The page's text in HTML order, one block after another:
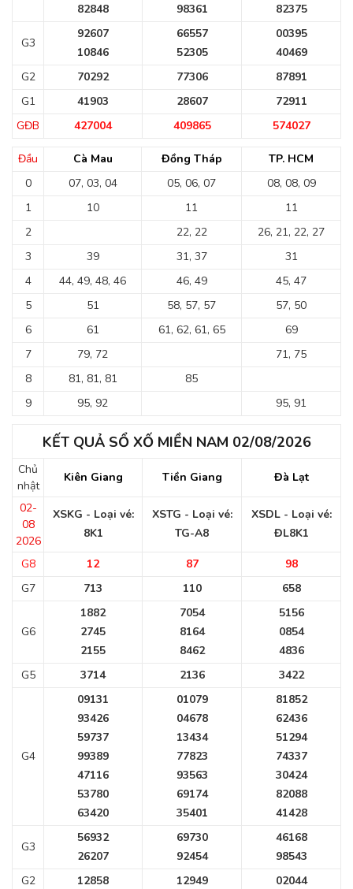
82848
98361
82375
G3
92607
10846
66557
52305
00395
40469
G2
70292 77306
87891
G1
41903 28607
72911
GĐB
427004 409865 574027
Đầu Cà Mau Đồng Tháp
TP. HCM
0
07, 03, 04 05, 06, 07
08, 08, 09
1
10 11
11
2
22, 22
26, 21, 22, 27
3
39 31, 37
31
4
44, 49, 48, 46 46, 49
45, 47
5
51 58, 57, 57
57, 50
6
61 61, 62, 61, 65
69
7
79, 72
71, 75
8
81, 81, 81
85
9
95, 92 95, 91
KẾT QUẢ SỔ XỐ MIỀN NAM 02/08/2026
Chủ
nhật
Kiên Giang Tiền Giang Đà Lạt
02-
08
2026
XSKG - Loại vé:
8K1
XSTG - Loại vé:
TG-A8
XSDL - Loại vé:
ĐL8K1
G8 12 87
98
G7
713 110 658
G6
1882
2745
2155
7054
8164
8462
5156
0854
4836
G5
3714 2136 3422
G4
09131
93426
59737
99389
47116
53780
63420
01079
04678
13434
77823
93563
69174
35401
81852
62436
51294
74337
30424
82088
41428
G3
56932
26207
69730
92454
46168
98543
G2
12858 12949 02044